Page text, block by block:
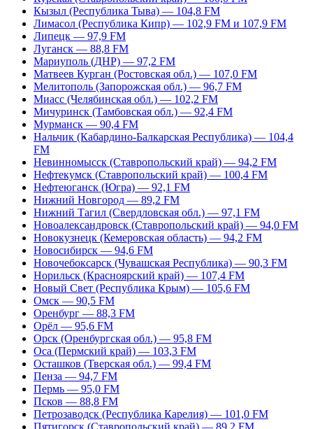
Кызыл (Республика Тыва) — 104,8 FM
Лимасол (Республика Кипр) — 102,9 FM и 107,9 FM
Липецк — 97,9 FM
Луганск — 88,8 FM
Мариуполь (ДНР) — 97,2 FM
Матвеев Курган (Ростовская обл.) — 107,0 FM
Мелитополь (Запорожская обл.) — 96,7 FM
Миасс (Челябинская обл.) — 102,2 FM
Мичуринск (Тамбовская обл.) — 92,4 FM
Мурманск — 90,4 FM
Нальчик (Кабардино-Балкарская Республика) — 104,4
FM
Невинномысск (Ставропольский край) — 94,2 FM
Нефтекумск (Ставропольский край) — 100,4 FM
Нефтеюганск (Югра) — 92,1 FM
Нижний Новгород — 89,2 FM
Нижний Тагил (Свердловская обл.) — 97,1 FM
Новоалександровск (Ставропольский край) — 94,0 FM
Новокузнецк (Кемеровская область) — 94,2 FM
Новосибирск — 94,6 FM
Новочебоксарск (Чувашская Республика) — 90,3 FM
Норильск (Красноярский край) — 107,4 FM
Новый Свет (Республика Крым) — 105,6 FM
Омск — 90,5 FM
Оренбург — 88,3 FM
Орёл — 95,6 FM
Орск (Оренбургская обл.) — 95,8 FM
Оса (Пермский край) — 103,3 FM
Осташков (Тверская обл.) — 99,4 FM
Пенза — 94,7 FM
Пермь — 95,0 FM
Псков — 88,8 FM
Петрозаводск (Республика Карелия) — 101,0 FM
Пятигорск (Ставропольский край) — 89,2 FM